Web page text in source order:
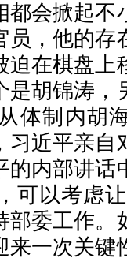
都会掀起不
员，他的存
迫在棋盘上
是胡锦涛，
体制内胡
习近平亲自
的内部讲话
可以考虑
部委工作。
来一次关键